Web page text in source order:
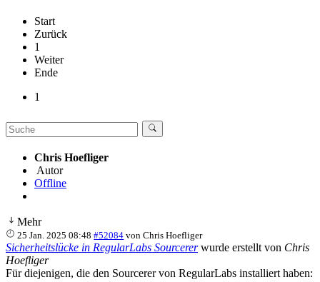
Start
Zurück
1
Weiter
Ende
1
Chris Hoefliger
Autor
Offline
Mehr
25 Jan. 2025 08:48 #52084 vonChris Hoefliger
Sicherheitslücke in RegularLabs Sourcererwurde erstellt von Chris
Hoefliger
Für diejenigen, die den Sourcerer von RegularLabs installiert haben: